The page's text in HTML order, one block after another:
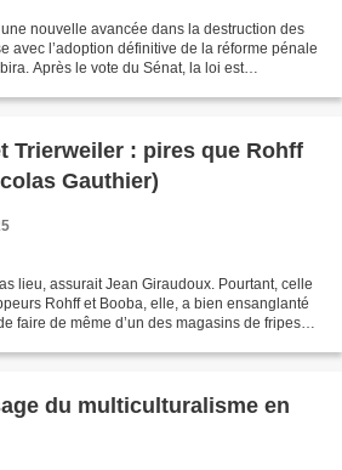
une nouvelle avancée dans la destruction des
avec l’adoption définitive de la réforme pénale
Après le vote du Sénat, la loi est
Trierweiler : pires que Rohff
Gauthier)
lieu, assurait Jean Giraudoux. Pourtant, celle
Rohff et Booba, elle, a bien ensanglanté
faire de même d’un des magasins de fripes
du multiculturalisme en